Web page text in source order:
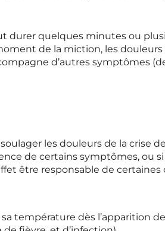
durer quelques minutes ou
de la miction, les douleurs
d’autres symptômes
les douleurs de la crise
de certains symptômes, ou si
être responsable de certaines
température dès l’apparition